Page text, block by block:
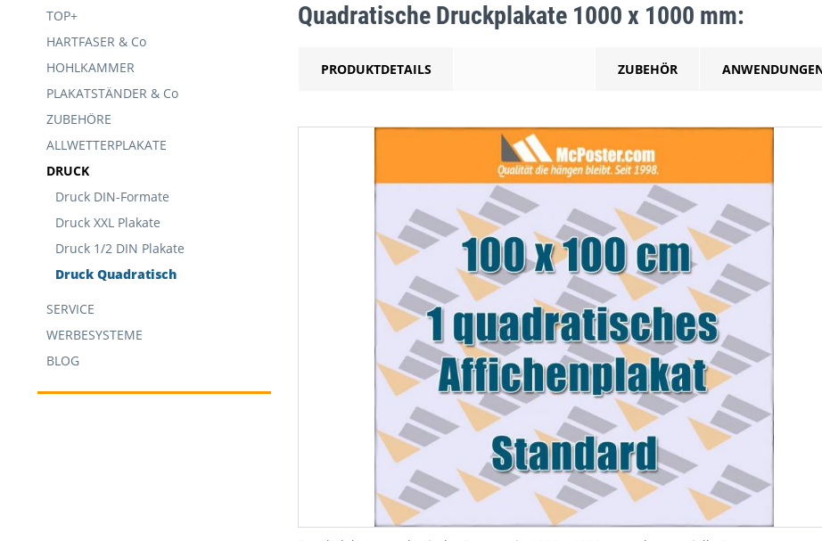
TOP+
HARTFASER & Co
HOHLKAMMER
PLAKATSTÄNDER & Co
ZUBEHÖRE
ALLWETTERPLAKATE
DRUCK
Druck DIN-Formate
Druck XXL Plakate
Druck 1/2 DIN Plakate
Druck Quadratisch
SERVICE
WERBESYSTEME
BLOG
Quadratische Druckplakate 1000 x 1000 mm:
PRODUKTDETAILS ZUBEHÖR